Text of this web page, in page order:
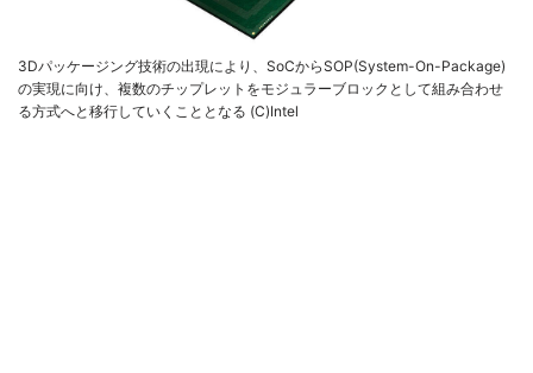
3Dパッケージング技術の出現により、SoCからSOP(System-On-Package)
の実現に向け、複数のチップレットをモジュラーブロックとして組み合わせ
る方式へと移行していくこととなる (C)Intel